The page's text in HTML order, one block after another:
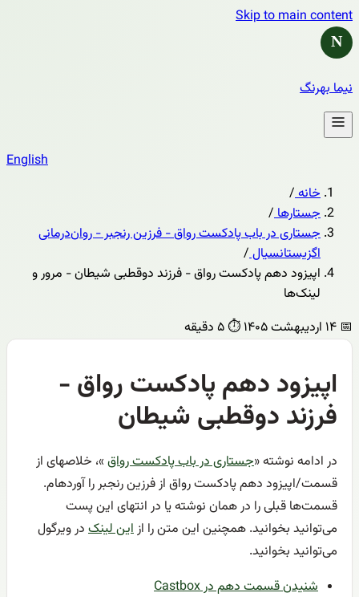
Skip to main content
N
نیما بهرنگ
English
خانه/
جستارها/
جستاری در باب پادکست رواق - فرزین رنجبر - روان‌درمانی
اگزیستانسیال/
اپیزود دهم پادکست رواق - فرزند دوقطبی شیطان - مرور و
لینک‌ها
📅
⏱️
اپیزود دهم پادکست رواق -
فرزند دوقطبی شیطان
در ادامه نوشته «جستاری در باب پادکست رواق »، خلاصهای از
قسمت/اپیزود دهم پادکست رواق از فرزین رنجبر را آوردهام.
قسمت‌ها قبلی را در همان نوشته یا در انتهای این پست
می‌توانید بخوانید. همچنین این متن را ازاین لینک در ویرگول
می‌توانید بخوانید.
شنیدن قسمت دهم در Castbox